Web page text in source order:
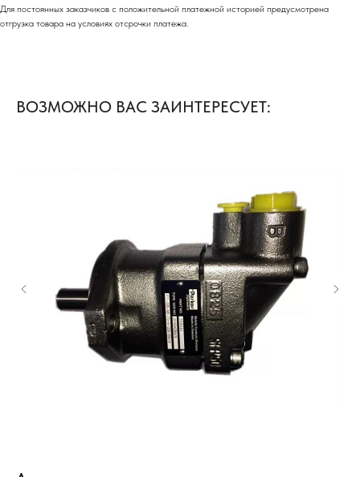
Для постоянных заказчиков с положительной платежной историей предусмотрена
отгрузка товара на условиях отсрочки платежа.
ВОЗМОЖНО ВАС ЗАИНТЕРЕСУЕТ: